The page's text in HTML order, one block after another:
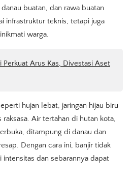
buatan, dan rawa buatan
infrastruktur teknis, tetapi juga
warga.
Perkuat Arus Kas, Divestasi Aset
hujan lebat, jaringan hijau biru
raksasa. Air tertahan di hutan kota,
ditampung di danau dan
Dengan cara ini, banjir tidak
dan sebarannya dapat